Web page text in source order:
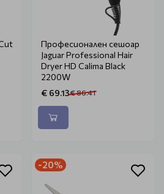
Професионален сешоар
Jaguar Professional Hair
Dryer HD Calima Black
2200W
€ 69.13€ 86.41
-20%